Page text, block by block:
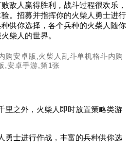
敌人赢得胜利，战斗过程很欢乐，
。招募并指挥你的火柴人勇士进行
供你选择，各个兵种的火柴人随你
柴人的世界。
里之外，火柴人即时放置策略类游
勇士进行作战，丰富的兵种供你选